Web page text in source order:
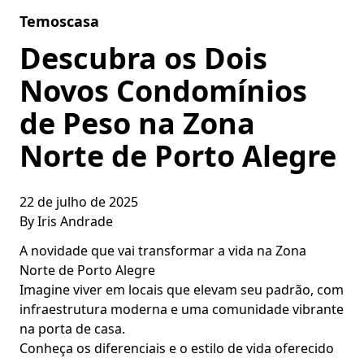
Temoscasa
Descubra os Dois
Novos Condomínios
de Peso na Zona
Norte de Porto Alegre
22 de julho de 2025
ByIris Andrade
A novidade que vai transformar a vida na Zona
Norte de Porto Alegre
Imagine viver em locais que elevam seu padrão, com
infraestrutura moderna e uma comunidade vibrante
na porta de casa.
Conheça os diferenciais e o estilo de vida oferecido